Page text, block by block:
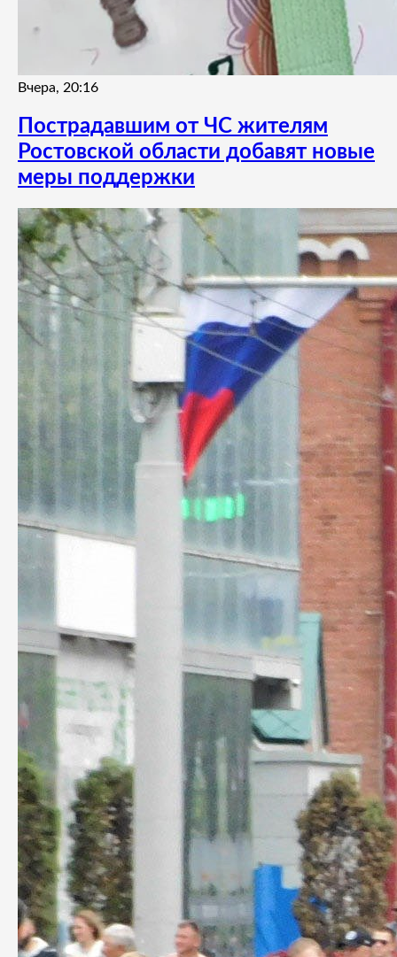
Вчера, 20:16
Пострадавшим от ЧС жителям
Ростовской области добавят новые
меры поддержки